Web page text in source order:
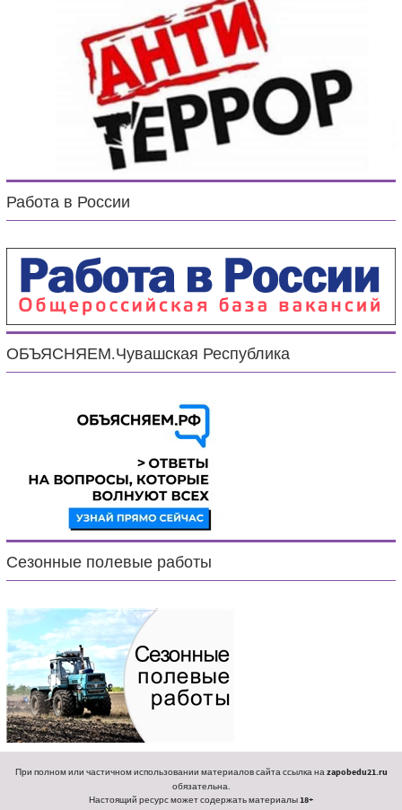
Работа в России
ОБЪЯСНЯЕМ.Чувашская Республика
Сезонные полевые работы
При полном или частичном использовании материалов сайта ссылка наzapobedu21.ru
обязательна.
Настоящий ресурс может содержать материалы18+